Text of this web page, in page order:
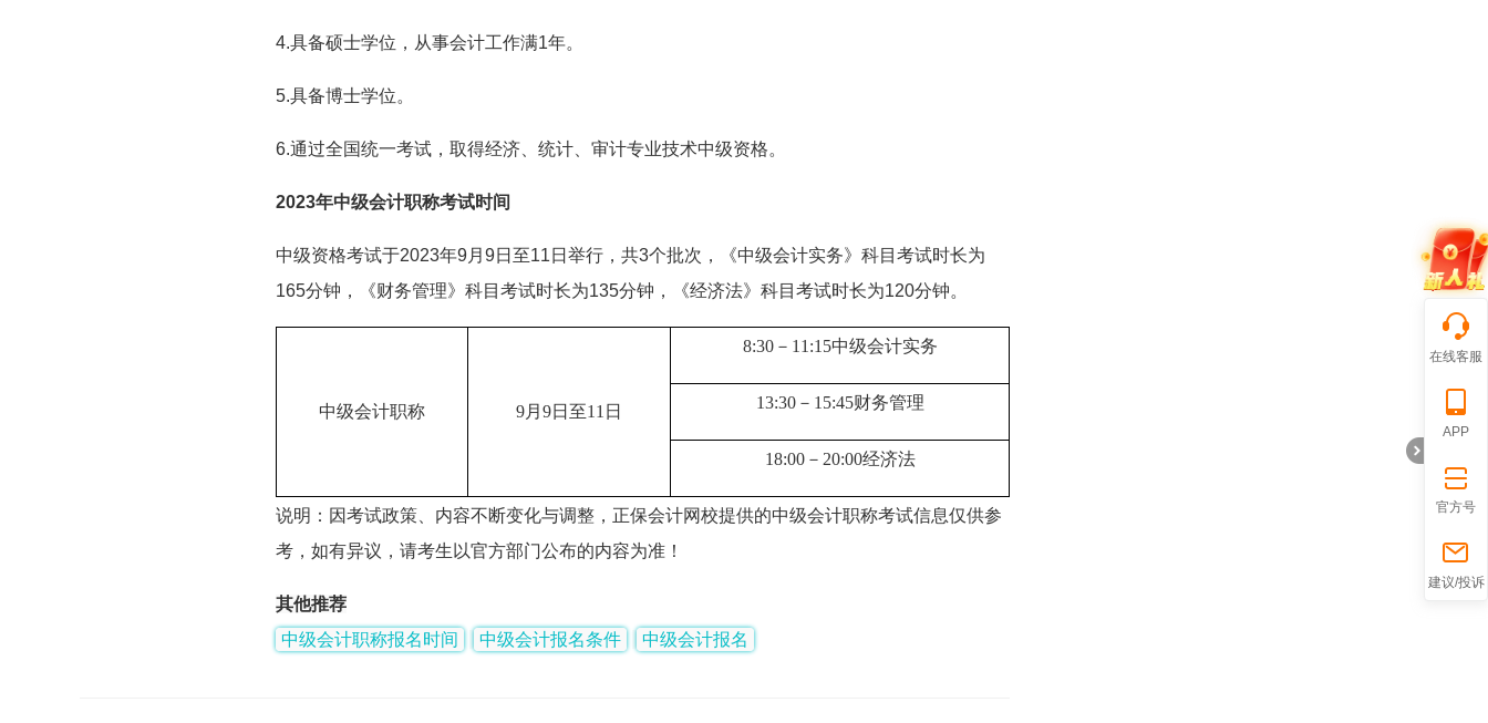
4.具备硕士学位，从事会计工作满1年。
5.具备博士学位。
6.通过全国统一考试，取得经济、统计、审计专业技术中级资格。
2023年中级会计职称考试时间
中级资格考试于2023年9月9日至11日举行，共3个批次，《中级会计实务》科目考试时长为
165分钟，《财务管理》科目考试时长为135分钟，《经济法》科目考试时长为120分钟。
中级会计职称 9月9日至11日
8:30－11:15中级会计实务
13:30－15:45财务管理
18:00－20:00经济法
说明：因考试政策、内容不断变化与调整，正保会计网校提供的中级会计职称考试信息仅供参
考，如有异议，请考生以官方部门公布的内容为准！
其他推荐
中级会计职称报名时间
中级会计报名条件 中级会计报名
在线客服
APP
官方号
建议/投诉